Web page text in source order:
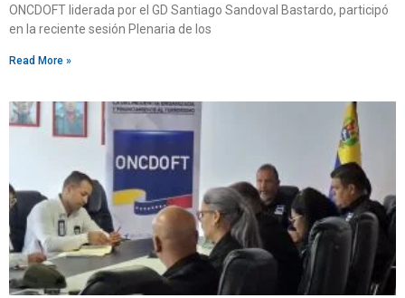
ONCDOFT liderada por el GD Santiago Sandoval Bastardo, participó
en la reciente sesión Plenaria de los
Read More »